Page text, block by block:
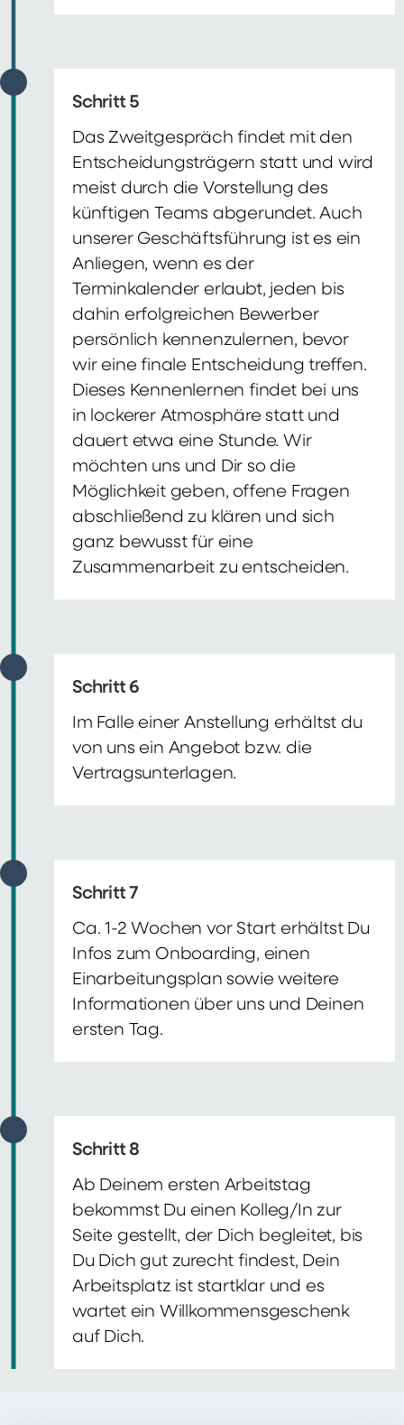
Schritt 5
Das Zweitgespräch findet mit den
Entscheidungsträgern statt und wird
meist durch die Vorstellung des
künftigen Teams abgerundet. Auch
unserer Geschäftsführung ist es ein
Anliegen, wenn es der
Terminkalender erlaubt, jeden bis
dahin erfolgreichen Bewerber
persönlich kennenzulernen, bevor
wir eine finale Entscheidung treffen.
Dieses Kennenlernen findet bei uns
in lockerer Atmosphäre statt und
dauert etwa eine Stunde. Wir
möchten uns und Dir so die
Möglichkeit geben, offene Fragen
abschließend zu klären und sich
ganz bewusst für eine
Zusammenarbeit zu entscheiden.
Schritt 6
Im Falle einer Anstellung erhältst du
von uns ein Angebot bzw. die
Vertragsunterlagen.
Schritt 7
Ca. 1-2 Wochen vor Start erhältst Du
Infos zum Onboarding, einen
Einarbeitungsplan sowie weitere
Informationen über uns und Deinen
ersten Tag.
Schritt 8
Ab Deinem ersten Arbeitstag
bekommst Du einen Kolleg/In zur
Seite gestellt, der Dich begleitet, bis
Du Dich gut zurecht findest, Dein
Arbeitsplatz ist startklar und es
wartet ein Willkommensgeschenk
auf Dich.